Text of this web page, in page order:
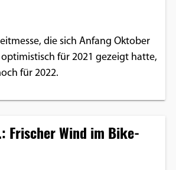
die sich Anfang Oktober
für 2021 gezeigt hatte,
für 2022.
Frischer Wind im Bike-